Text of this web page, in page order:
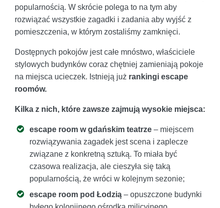
popularnością. W skrócie polega to na tym aby
rozwiązać wszystkie zagadki i zadania aby wyjść z
pomieszczenia, w którym zostaliśmy zamknięci.
Dostępnych pokojów jest całe mnóstwo, właściciele
stylowych budynków coraz chętniej zamieniają pokoje
na miejsca ucieczek. Istnieją już rankingi escape
roomów.
Kilka z nich, które zawsze zajmują wysokie miejsca:
escape room w gdańskim teatrze – miejscem
rozwiązywania zagadek jest scena i zaplecze
związane z konkretną sztuką. To miała być
czasowa realizacja, ale cieszyła się taką
popularnością, że wróci w kolejnym sezonie;
escape room pod Łodzią – opuszczone budynki